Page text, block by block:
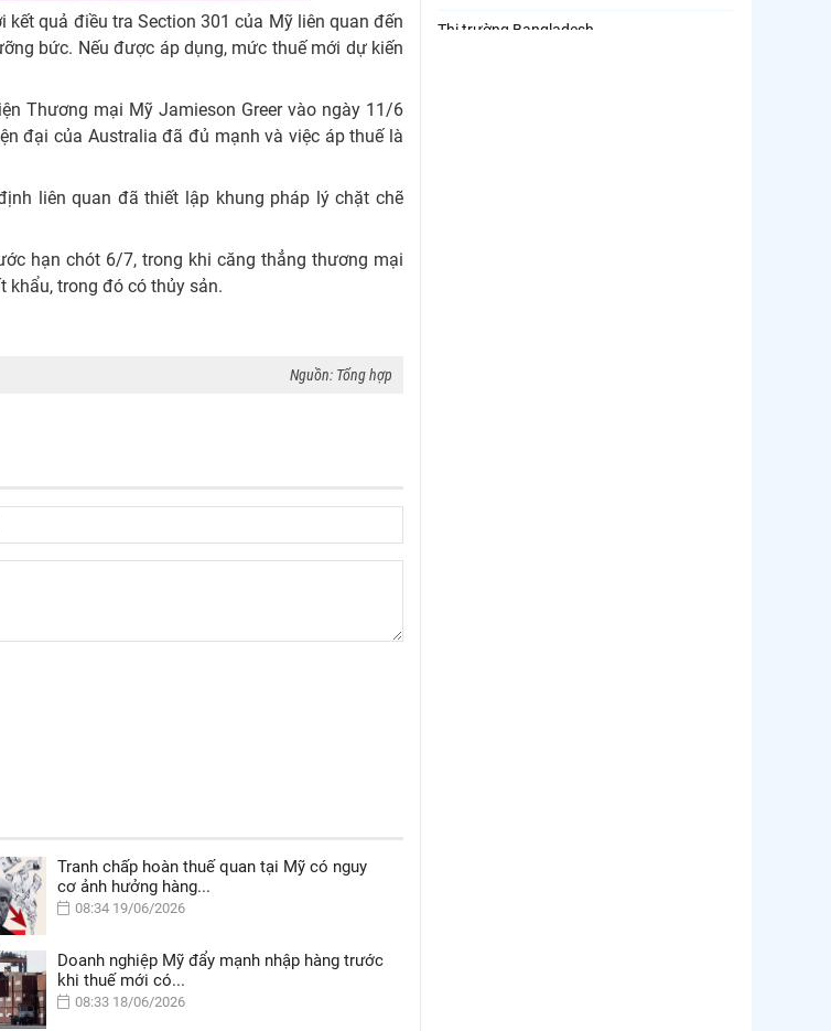
quả điều tra Section 301 của Mỹ liên quan đến
bức. Nếu được áp dụng, mức thuế mới dự kiến
Thương mại Mỹ Jamieson Greer vào ngày 11/6
đại của Australia đã đủ mạnh và việc áp thuế là
liên quan đã thiết lập khung pháp lý chặt chẽ
hạn chót 6/7, trong khi căng thẳng thương mại
trong đó có thủy sản.
Nguồn: Tổng hợp
Tranh chấp hoàn thuế quan tại Mỹ có nguy
cơ ảnh hưởng hàng...
08:34 19/06/2026
Doanh nghiệp Mỹ đẩy mạnh nhập hàng trước
khi thuế mới có...
08:33 18/06/2026
Thị trường Bangladesh